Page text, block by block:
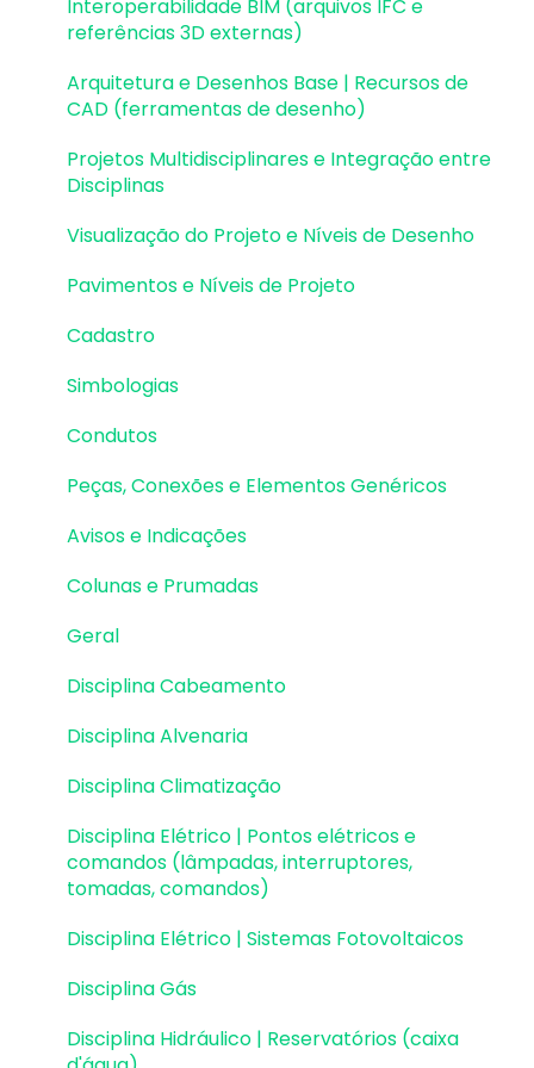
Visualização em Realidade Aumentada (RA)
BIM
Pilares | Erros e Avisos
Pilares | Dimensionamento e Detalhamento
Detalhamento
Cargas
Escadas
Escadas | Exemplos de Lançamento
Reservatórios
Reservatórios | Exemplos de lançamento
Paredes de contenção
Muros de Arrimo
Interoperabilidade BIM (arquivos IFC e
referências 3D externas)
Arquitetura e Desenhos Base | Recursos de
CAD (ferramentas de desenho)
Projetos Multidisciplinares e Integração entre
Disciplinas
Visualização do Projeto e Níveis de Desenho
Pavimentos e Níveis de Projeto
Cadastro
Simbologias
Condutos
Peças, Conexões e Elementos Genéricos
Avisos e Indicações
Colunas e Prumadas
Geral
Disciplina Cabeamento
Disciplina Alvenaria
Disciplina Climatização
Disciplina Elétrico | Pontos elétricos e
comandos (lâmpadas, interruptores,
tomadas, comandos)
Disciplina Elétrico | Sistemas Fotovoltaicos
Disciplina Gás
Disciplina Hidráulico | Reservatórios (caixa